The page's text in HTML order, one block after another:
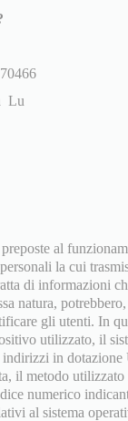
Lu
al
la cui
di informazioni
natura,
gli utenti. In
utilizzato, il
in
il metodo utilizzato
numerico
al sistema